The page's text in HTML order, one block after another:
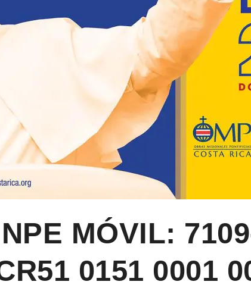
MÓVIL:
0151 0001